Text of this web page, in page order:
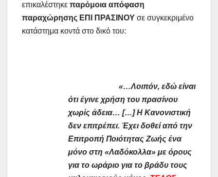
επικαλέστηκε παρόμοια απόφαση
παραχώρησης ΕΠΙ ΠΡΑΣΙΝΟΥ σε συγκεκριμένο
κατάστημα κοντά στο δικό του:
«…Λοιπόν, εδώ είναι
ότι έγινε χρήση του πρασίνου
χωρίς άδεια… […] Η Κανονιστική
δεν επιτρέπει. Έχει δοθεί από την
Επιτροπή Ποιότητας Ζωής ένα
μόνο στη «Λαδόκολλα» με όρους
για το ωράριο για το βράδυ τους